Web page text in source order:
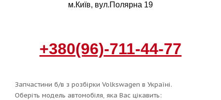
м.Київ, вул.Полярна 19
+380(96)-711-44-77
Запчастини б/в з розбірки Volkswagen в Україні.
Оберіть модель автомобіля, яка Вас цікавить: